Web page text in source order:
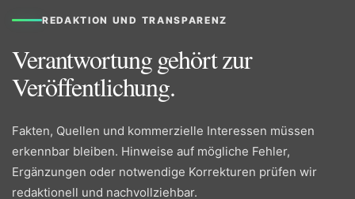
REDAKTION UND TRANSPARENZ
Verantwortung gehört zur
Veröffentlichung.
Fakten, Quellen und kommerzielle Interessen müssen
erkennbar bleiben. Hinweise auf mögliche Fehler,
Ergänzungen oder notwendige Korrekturen prüfen wir
redaktionell und nachvollziehbar.